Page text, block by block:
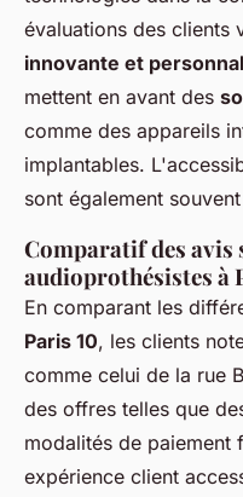
évaluations des clients
innovante et
mettent en avant des
comme des appareils
implantables.
sont également
Comparatif des avis
audioprothésistes à
En comparant les
Paris 10, les clients
comme celui de la rue
des offres telles que
modalités de paiement
expérience client